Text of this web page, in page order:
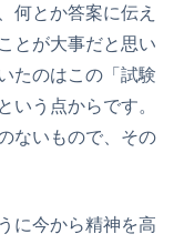
何とか答案に伝え
とが大事だと思い
たのはこの「試験
いう点からです。
ないもので、その
に今から精神を高